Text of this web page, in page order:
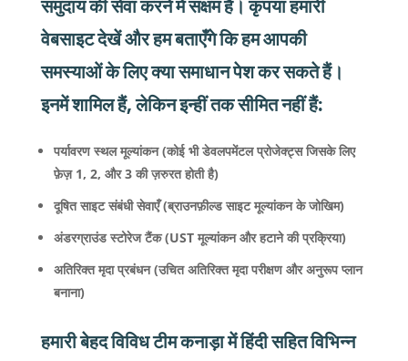
समुदाय की सेवा करने में सक्षम हैं। कृपया हमारी
वेबसाइट देखें और हम बताएँगे कि हम आपकी
समस्याओं के लिए क्या समाधान पेश कर सकते हैं।
इनमें शामिल हैं, लेकिन इन्हीं तक सीमित नहीं हैं:
पर्यावरण स्थल मूल्यांकन (कोई भी डेवलपमेंटल प्रोजेक्ट्स जिसके लिए
फ़ेज़ 1, 2, और 3 की ज़रुरत होती है)
दूषित साइट संबंधी सेवाएँ (ब्राउनफ़ील्ड साइट मूल्यांकन के जोखिम)
अंडरग्राउंड स्टोरेज टैंक (UST मूल्यांकन और हटाने की प्रक्रिया)
अतिरिक्त मृदा प्रबंधन (उचित अतिरिक्त मृदा परीक्षण और अनुरूप प्लान
बनाना)
हमारी बेहद विविध टीम कनाड़ा में हिंदी सहित विभिन्न